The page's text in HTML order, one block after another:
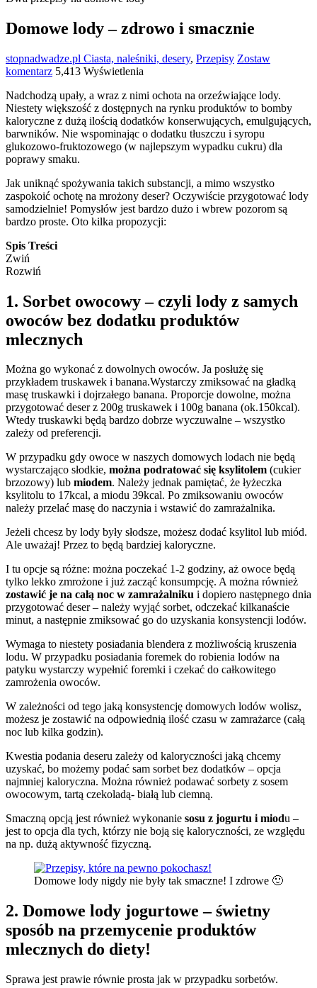
Domowe lody – zdrowo i smacznie
stopnadwadze.pl Ciasta, naleśniki, desery, Przepisy Zostaw
komentarz 5,413 Wyświetlenia
Nadchodzą upały, a wraz z nimi ochota na orzeźwiające lody.
Niestety większość z dostępnych na rynku produktów to bomby
kaloryczne z dużą ilością dodatków konserwujących, emulgujących,
barwników. Nie wspominając o dodatku tłuszczu i syropu
glukozowo-fruktozowego (w najlepszym wypadku cukru) dla
poprawy smaku.
Jak uniknąć spożywania takich substancji, a mimo wszystko
zaspokoić ochotę na mrożony deser? Oczywiście przygotować lody
samodzielnie! Pomysłów jest bardzo dużo i wbrew pozorom są
bardzo proste. Oto kilka propozycji:
Spis Treści
Zwiń
Rozwiń
1. Sorbet owocowy – czyli lody z samych
owoców bez dodatku produktów
mlecznych
Można go wykonać z dowolnych owoców. Ja posłużę się
przykładem truskawek i banana.Wystarczy zmiksować na gładką
masę truskawki i dojrzałego banana. Proporcje dowolne, można
przygotować deser z 200g truskawek i 100g banana (ok.150kcal).
Wtedy truskawki będą bardzo dobrze wyczuwalne – wszystko
zależy od preferencji.
W przypadku gdy owoce w naszych domowych lodach nie będą
wystarczająco słodkie, można podratować się ksylitolem (cukier
brzozowy) lub miodem. Należy jednak pamiętać, że łyżeczka
ksylitolu to 17kcal, a miodu 39kcal. Po zmiksowaniu owoców
należy przelać masę do naczynia i wstawić do zamrażalnika.
Jeżeli chcesz by lody były słodsze, możesz dodać ksylitol lub miód.
Ale uważaj! Przez to będą bardziej kaloryczne.
I tu opcje są różne: można poczekać 1-2 godziny, aż owoce będą
tylko lekko zmrożone i już zacząć konsumpcję. A można również
zostawić je na całą noc w zamrażalniku i dopiero następnego dnia
przygotować deser – należy wyjąć sorbet, odczekać kilkanaście
minut, a następnie zmiksować go do uzyskania konsystencji lodów.
Wymaga to niestety posiadania blendera z możliwością kruszenia
lodu. W przypadku posiadania foremek do robienia lodów na
patyku wystarczy wypełnić foremki i czekać do całkowitego
zamrożenia owoców.
W zależności od tego jaką konsystencję domowych lodów wolisz,
możesz je zostawić na odpowiednią ilość czasu w zamrażarce (całą
noc lub kilka godzin).
Kwestia podania deseru zależy od kaloryczności jaką chcemy
uzyskać, bo możemy podać sam sorbet bez dodatków – opcja
najmniej kaloryczna. Można również podawać sorbety z sosem
owocowym, tartą czekoladą- białą lub ciemną.
Smaczną opcją jest również wykonanie sosu z jogurtu i miodu –
jest to opcja dla tych, którzy nie boją się kaloryczności, ze względu
na np. dużą aktywność fizyczną.
Domowe lody nigdy nie były tak smaczne! I zdrowe 🙂
2. Domowe lody jogurtowe – świetny
sposób na przemycenie produktów
mlecznych do diety!
Sprawa jest prawie równie prosta jak w przypadku sorbetów.